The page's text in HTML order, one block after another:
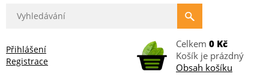
Přihlášení
Registrace
Celkem 0 Kč
Košík je prázdný
Obsah košíku